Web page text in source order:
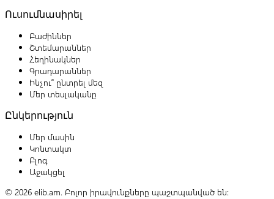
Ուսումնասիրել
Բաժիններ
Շտեմարաններ
Հեղինակներ
Գրադարաններ
Ինչու՞ ընտրել մեզ
Մեր տեսլականը
Ընկերություն
Մեր մասին
Կոնտակտ
Բլոգ
Աջակցել
© 2026 elib.am. Բոլոր իրավունքները պաշտպանված են: